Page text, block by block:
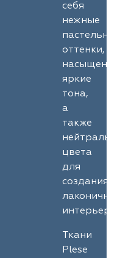
себя
нежные
оттенки,
яркие
тона,
а
также
цвета
для
создания
Ткани
Plese